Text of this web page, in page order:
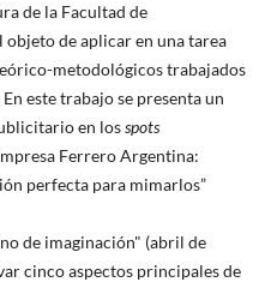
de la Facultad de
objeto de aplicar en una tarea
metodológicos trabajados
este trabajo se presenta un
en losspots
Ferrero Argentina:
perfecta para mimarlos”
de imaginación" (abril de
cinco aspectos principales de